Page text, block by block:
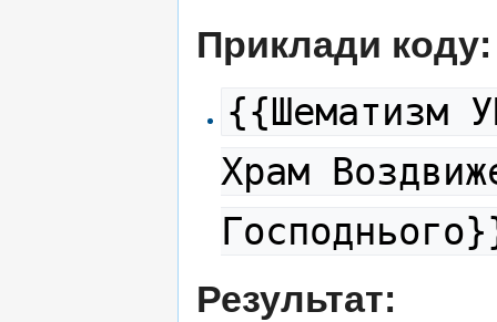
Приклади коду:
{{Шематизм
Храм
Результат: